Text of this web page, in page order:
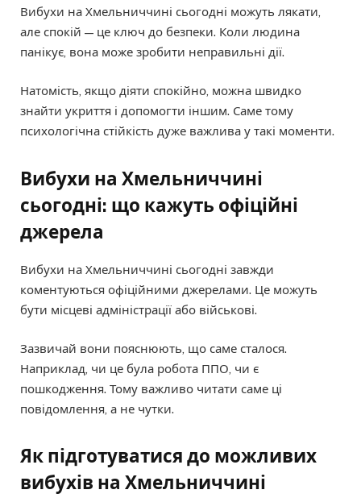
Вибухи на Хмельниччині сьогодні можуть лякати,
але спокій — це ключ до безпеки. Коли людина
панікує, вона може зробити неправильні дії.
Натомість, якщо діяти спокійно, можна швидко
знайти укриття і допомогти іншим. Саме тому
психологічна стійкість дуже важлива у такі моменти.
Вибухи на Хмельниччині
сьогодні: що кажуть офіційні
джерела
Вибухи на Хмельниччині сьогодні завжди
коментуються офіційними джерелами. Це можуть
бути місцеві адміністрації або військові.
Зазвичай вони пояснюють, що саме сталося.
Наприклад, чи це була робота ППО, чи є
пошкодження. Тому важливо читати саме ці
повідомлення, а не чутки.
Як підготуватися до можливих
вибухів на Хмельниччині